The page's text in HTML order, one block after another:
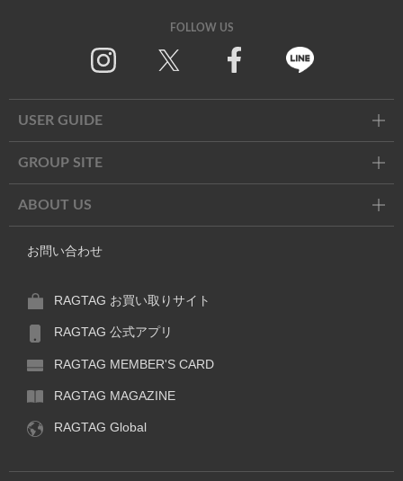
FOLLOW US
USER GUIDE
GROUP SITE
ABOUT US
お問い合わせ
RAGTAG お買い取りサイト
RAGTAG 公式アプリ
RAGTAG MEMBER'S CARD
RAGTAG MAGAZINE
RAGTAG Global